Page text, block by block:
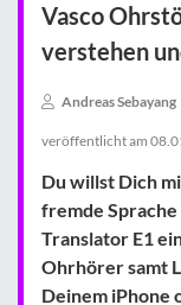
Vasco
verstehen
Andreas Sebayang
veröffentlicht am
Du willst Dich
fremde Sprache
Translator E1
Ohrhörer samt
Deinem iPhone